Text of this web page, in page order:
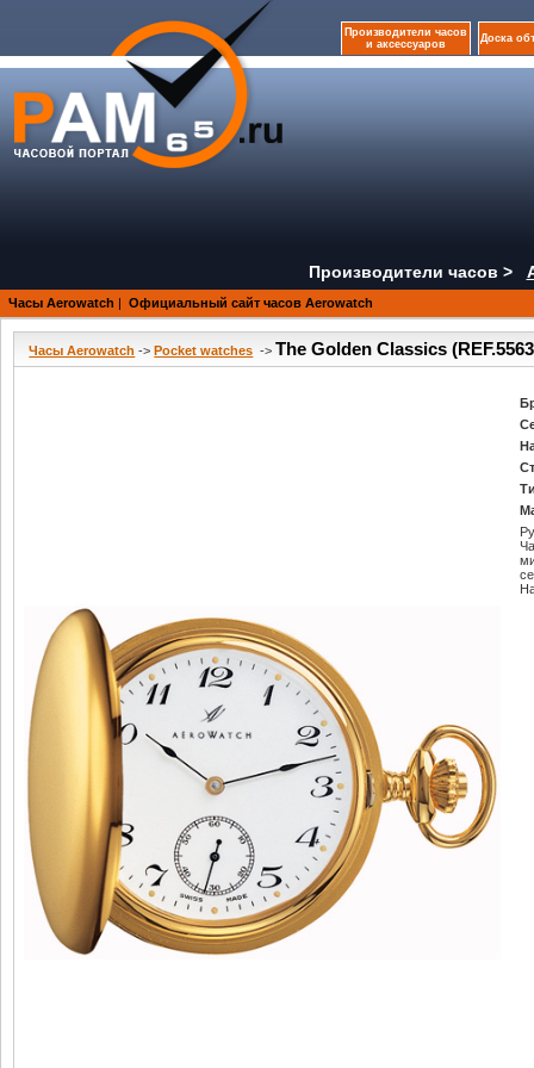
Производители часов
и аксессуаров
Доска
Производители часов >
Часы Aerowatch | Официальный сайт часов Aerowatch
Часы Aerowatch -> Pocket watches -> The Golden Classics